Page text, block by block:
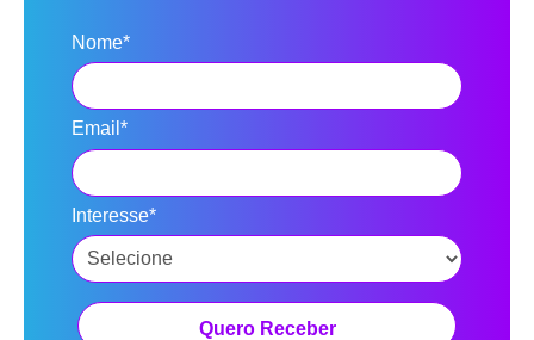
Nome*
Email*
Interesse*
Quero Receber